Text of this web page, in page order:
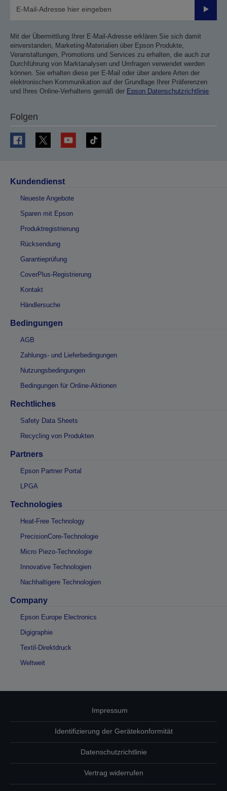
Mit der Übermittlung Ihrer E-Mail-Adresse erklären Sie sich damit
einverstanden, Marketing-Materialien über Epson Produkte,
Veranstaltungen, Promotions und Services zu erhalten, die auch zur
Durchführung von Marktanalysen und Umfragen verwendet werden
können. Sie erhalten diese per E-Mail oder über andere Arten der
elektronischen Kommunikation auf der Grundlage Ihrer Präferenzen
und Ihres Online-Verhaltens gemäß der Epson Datenschutzrichtlinie.
Folgen
Kundendienst
Neueste Angebote
Sparen mit Epson
Produktregistrierung
Rücksendung
Garantieprüfung
CoverPlus-Registrierung
Kontakt
Händlersuche
Bedingungen
AGB
Zahlungs- und Lieferbedingungen
Nutzungsbedingungen
Bedingungen für Online-Aktionen
Rechtliches
Safety Data Sheets
Recycling von Produkten
Partners
Epson Partner Portal
LPGA
Technologies
Heat-Free Technology
PrecisionCore-Technologie
Micro Piezo-Technologie
Innovative Technologien
Nachhaltigere Technologien
Company
Epson Europe Electronics
Digigraphie
Textil-Direktdruck
Weltweit
Impressum
Identifizierung der Gerätekonformität
Datenschutzrichtlinie
Vertrag widerrufen